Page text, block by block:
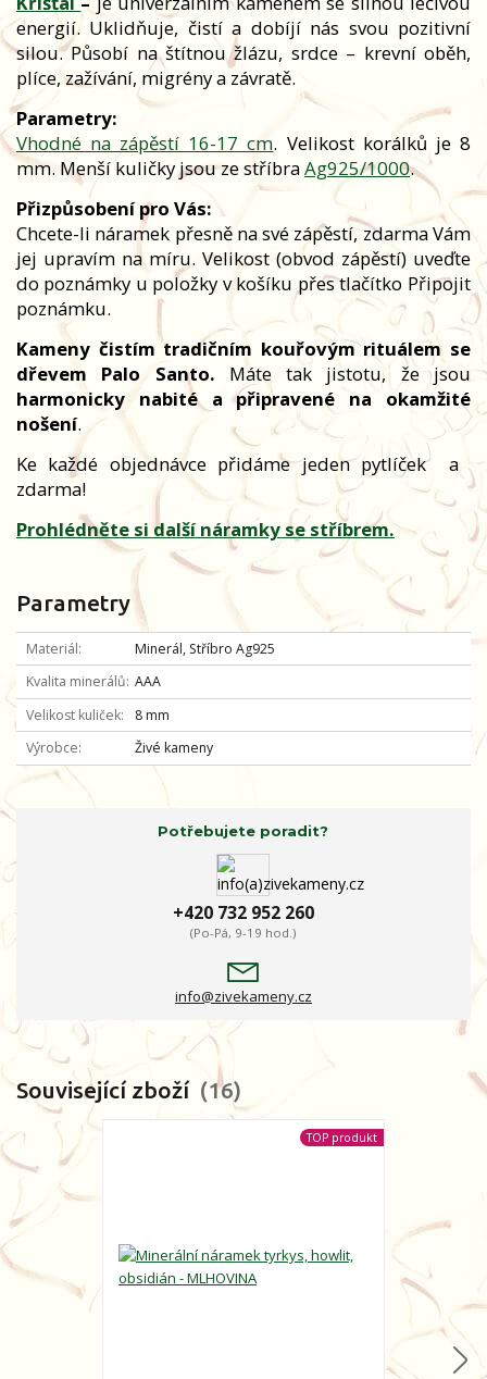
energií. Uklidňuje, čistí a dobíjí nás svou pozitivní
silou. Působí na štítnou žlázu, srdce – krevní oběh,
plíce, zažívání, migrény a závratě.
Parametry:
Vhodné na zápěstí 16-17 cm. Velikost korálků je 8
mm. Menší kuličky jsou ze stříbraAg925/1000.
Přizpůsobení pro Vás:
Chcete-li náramek přesně na své zápěstí, zdarma Vám
jej upravím na míru. Velikost (obvod zápěstí) uveďte
do poznámky u položky v košíku přes tlačítko Připojit
poznámku.
Kameny čistím tradičním kouřovým rituálem se
dřevem Palo Santo. Máte tak jistotu, že jsou
harmonicky nabité a připravené na okamžité
nošení.
Ke každé objednávce přidáme jeden pytlíček
a
zdarma!
Prohlédněte si další náramky se stříbrem.
Parametry
Materiál
Minerál, Stříbro Ag925
Kvalita minerálů AAA
Velikost kuliček
8 mm
Výrobce
Živé kameny
Potřebujete poradit?
+420 732 952 260
(Po-Pá, 9-19 hod.)
info@zivekameny.cz
Související zboží 16
TOP produkt